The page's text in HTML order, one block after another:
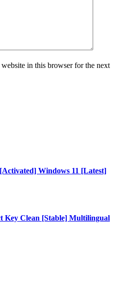
in this browser for the next
Windows 11 [Latest]
Key Clean [Stable] Multilingual